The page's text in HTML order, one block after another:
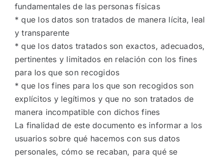
fundamentales de las personas físicas
* que los datos son tratados de manera lícita, leal
y transparente
* que los datos tratados son exactos, adecuados,
pertinentes y limitados en relación con los fines
para los que son recogidos
* que los fines para los que son recogidos son
explícitos y legítimos y que no son tratados de
manera incompatible con dichos fines
La finalidad de este documento es informar a los
usuarios sobre qué hacemos con sus datos
personales, cómo se recaban, para qué se